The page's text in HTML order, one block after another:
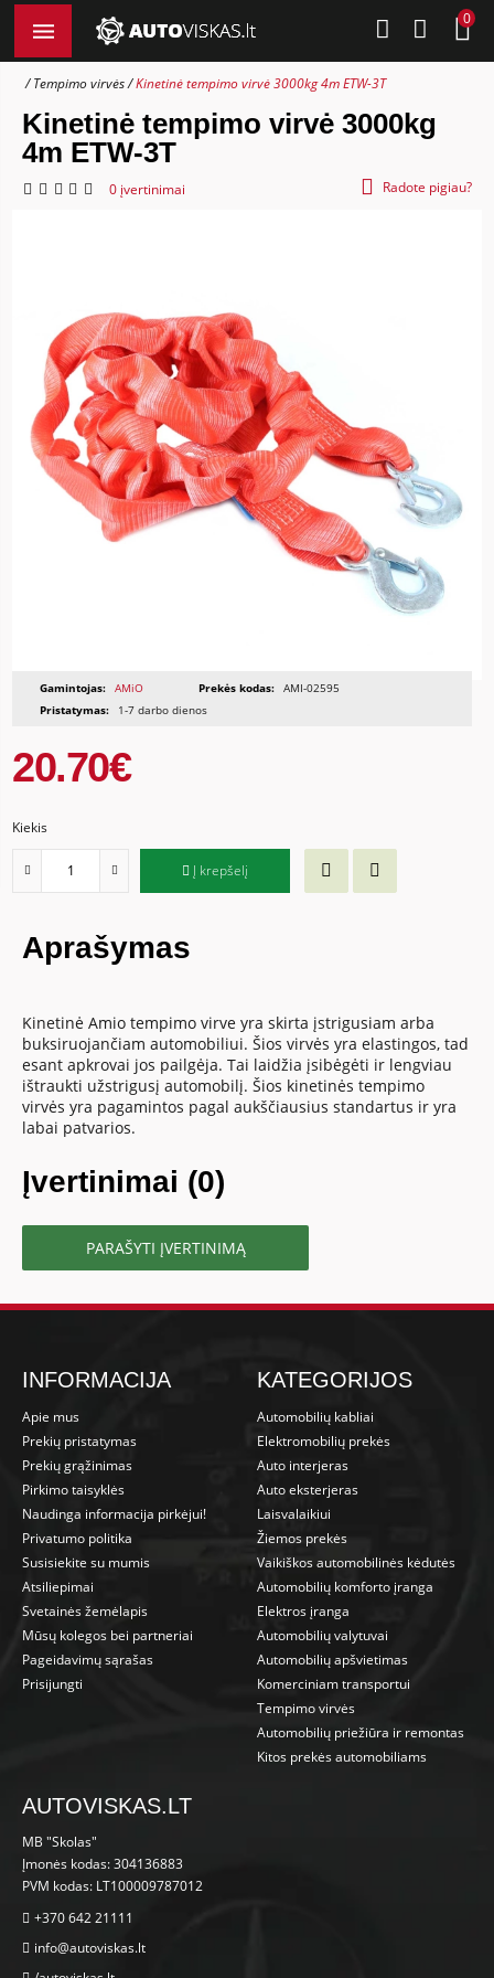
0
Tempimo virvės Kinetinė tempimo virvė 3000kg 4m ETW-3T
Kinetinė tempimo virvė 3000kg
4m ETW-3T
0 įvertinimai Radote pigiau?
Gamintojas: AMiO Prekės kodas: AMI-02595
Pristatymas:
1-7 darbo dienos
20.70€
Kiekis
Į krepšelį
Aprašymas
Kinetinė Amio tempimo virve yra skirta įstrigusiam arba
buksiruojančiam automobiliui. Šios virvės yra elastingos, tad
esant apkrovai jos pailgėja. Tai laidžia įsibėgėti ir lengviau
ištraukti užstrigusį automobilį. Šios kinetinės tempimo
virvės yra pagamintos pagal aukščiausius standartus ir yra
labai patvarios.
Įvertinimai (0)
PARAŠYTI ĮVERTINIMĄ
INFORMACIJA
Apie mus
Prekių pristatymas
Prekių grąžinimas
Pirkimo taisyklės
Naudinga informacija pirkėjui!
Privatumo politika
Susisiekite su mumis
Atsiliepimai
Svetainės žemėlapis
Mūsų kolegos bei partneriai
Pageidavimų sąrašas
Prisijungti
KATEGORIJOS
Automobilių kabliai
Elektromobilių prekės
Auto interjeras
Auto eksterjeras
Laisvalaikiui
Žiemos prekės
Vaikiškos automobilinės kėdutės
Automobilių komforto įranga
Elektros įranga
Automobilių valytuvai
Automobilių apšvietimas
Komerciniam transportui
Tempimo virvės
Automobilių priežiūra ir remontas
Kitos prekės automobiliams
AUTOVISKAS.LT
MB "Skolas"
Įmonės kodas: 304136883
PVM kodas: LT100009787012
+370 642 21111
info@autoviskas.lt